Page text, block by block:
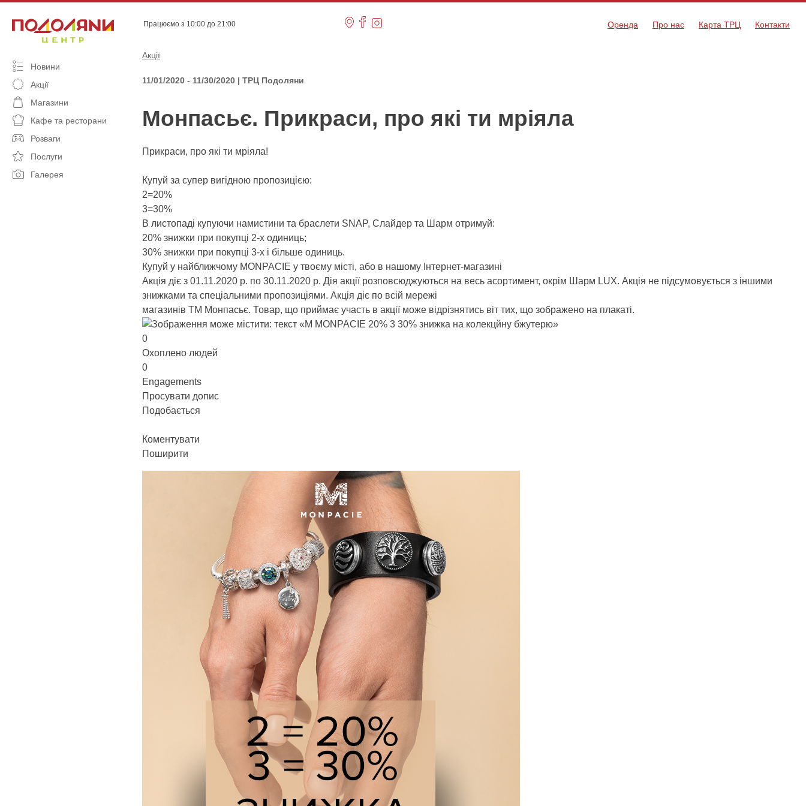
content
Працюємо з 10:00 до 21:00 Оренда Про нас Карта ТРЦ Контакти
Новини
Акції
Магазини
Кафе та ресторани
Розваги
Послуги
Галерея
Акції
11/01/2020 - 11/30/2020 | ТРЦ Подоляни
Монпасьє. Прикраси, про які ти мріяла
Прикраси, про які ти мріяла!
Купуй за супер вигідною пропозицією:
2=20%
3=30%
В листопаді купуючи намистини та браслети SNAP, Слайдер та Шарм отримуй:
20% знижки при покупці 2-х одиниць;
30% знижки при покупці 3-х і більше одиниць.
Купуй у найближчому MONPACIE у твоєму місті, або в нашому Інтернет-магазині
Акція діє з 01.11.2020 р. по 30.11.2020 р. Дія акції розповсюджуються на весь асортимент, окрім Шарм LUX. Акція не підсумовується з іншими
знижками та спеціальними пропозиціями. Акція діє по всій мережі
магазинів ТМ Монпасьє. Товар, що приймає участь в акції може відрізнятись віт тих, що зображено на плакаті.
0
Охоплено людей
0
Engagements
Просувати допис
Подобається
Коментувати
Поширити